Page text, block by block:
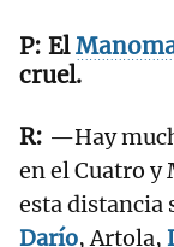
El
cruel.
—Hay
en el Cuatro y
esta distancia
Darío, Artola,